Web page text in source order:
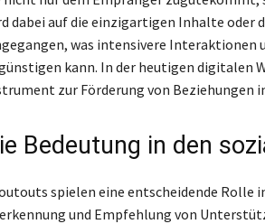
dabei auf die einzigartigen Inhalte oder
was intensivere Interaktionen
kann. In der heutigen digitalen
zur Förderung von Beziehungen
Bedeutung in den
spielen eine entscheidende Rolle
und Empfehlung von